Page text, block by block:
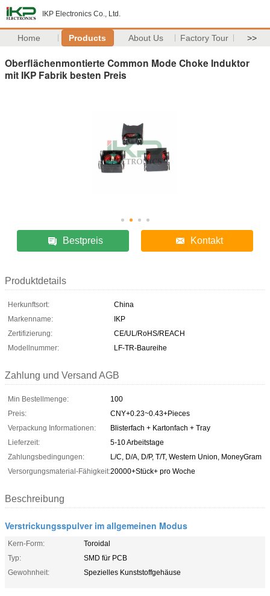
IKP Electronics Co., Ltd.
Home Products About Us Factory Tour >>
Oberflächenmontierte Common Mode Choke Induktor
mit IKP Fabrik besten Preis
Bestpreis Kontakt
Produktdetails
Herkunftsort:
China
Markenname:
IKP
Zertifizierung:
CE/UL/RoHS/REACH
Modellnummer:
LF-TR-Baureihe
Zahlung und Versand AGB
Min Bestellmenge:
100
Preis:
CNY+0.23~0.43+Pieces
Verpackung Informationen:
Blisterfach + Kartonfach + Tray
Lieferzeit:
5-10 Arbeitstage
Zahlungsbedingungen:
L/C, D/A, D/P, T/T, Western Union, MoneyGram
Versorgungsmaterial-Fähigkeit:20000+Stück+ pro Woche
Beschreibung
Verstrickungsspulver im allgemeinen Modus
Kern-Form:
Toroidal
Typ:
SMD für PCB
Gewohnheit:
Spezielles Kunststoffgehäuse